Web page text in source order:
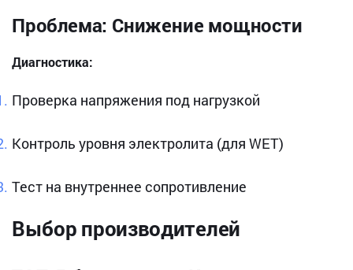
Проблема: Снижение мощности
Диагностика:
Проверка напряжения под нагрузкой
Контроль уровня электролита (для WET)
Тест на внутреннее сопротивление
Выбор производителей